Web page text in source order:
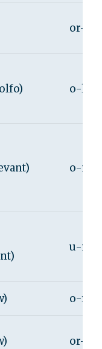
or-ki-
o-la
o-
u-
o-ra
or-na